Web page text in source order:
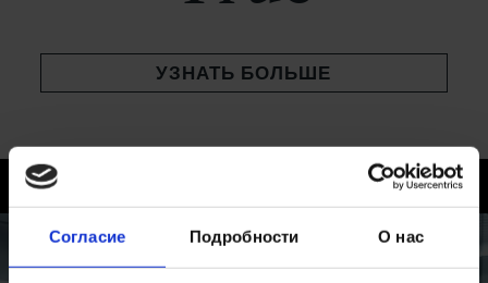
Согласие Подробности О нас
УЗНАТЬ БОЛЬШЕ